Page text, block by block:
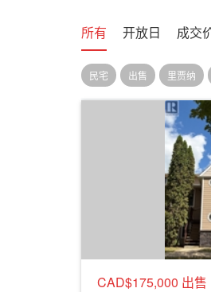
所有 开放日 成交
民宅 出售 里贾纳
CAD$175,000 出售